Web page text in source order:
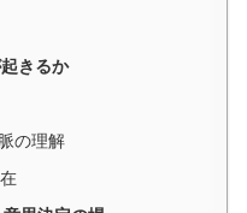
きるか
の理解